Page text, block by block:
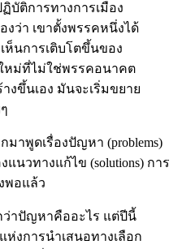
บัติการทางการเมือง
งว่า เขาตั้งพรรคหนึ่งได้
ห็นการเติบโตขึ้นของ
หม่ที่ไม่ใช่พรรคอนาคต
งขึ้นเอง มันจะเริ่มขยาย
มาพูดเรื่องปัญหา (problems)
แนวทางแก้ไข (solutions) การ
พอแล้ว
ว่าปัญหาคืออะไร แต่ปีนี้
งการนำเสนอทางเลือก